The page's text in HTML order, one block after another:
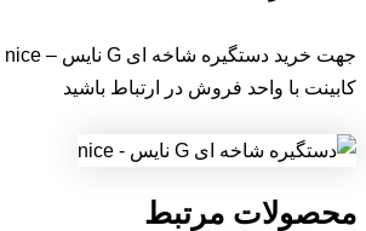
کابینت با واحد فروش در ارتباط باشید
محصولات مرتبط